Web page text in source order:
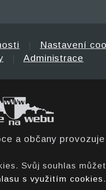
Nastavení
Administrace
a občany
Svůj souhlas
s využitím cookies .